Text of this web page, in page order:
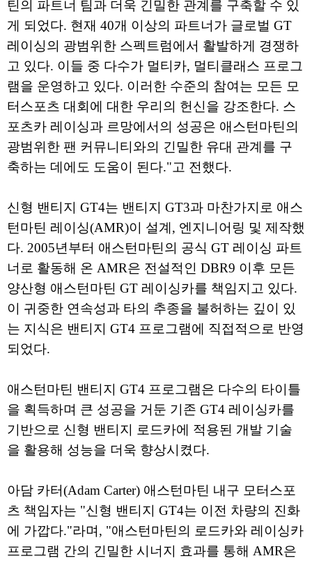
틴의 파트너 팀과 더욱 긴밀한 관계를 구축할 수 있
게 되었다. 현재 40개 이상의 파트너가 글로벌 GT
레이싱의 광범위한 스펙트럼에서 활발하게 경쟁하
고 있다. 이들 중 다수가 멀티카, 멀티클래스 프로그
램을 운영하고 있다. 이러한 수준의 참여는 모든 모
터스포츠 대회에 대한 우리의 헌신을 강조한다. 스
포츠카 레이싱과 르망에서의 성공은 애스턴마틴의
광범위한 팬 커뮤니티와의 긴밀한 유대 관계를 구
축하는 데에도 도움이 된다."고 전했다.
신형 밴티지 GT4는 밴티지 GT3과 마찬가지로 애스
턴마틴 레이싱(AMR)이 설계, 엔지니어링 및 제작했
다. 2005년부터 애스턴마틴의 공식 GT 레이싱 파트
너로 활동해 온 AMR은 전설적인 DBR9 이후 모든
양산형 애스턴마틴 GT 레이싱카를 책임지고 있다.
이 귀중한 연속성과 타의 추종을 불허하는 깊이 있
는 지식은 밴티지 GT4 프로그램에 직접적으로 반영
되었다.
애스턴마틴 밴티지 GT4 프로그램은 다수의 타이틀
을 획득하며 큰 성공을 거둔 기존 GT4 레이싱카를
기반으로 신형 밴티지 로드카에 적용된 개발 기술
을 활용해 성능을 더욱 향상시켰다.
아담 카터(Adam Carter) 애스턴마틴 내구 모터스포
츠 책임자는 "신형 밴티지 GT4는 이전 차량의 진화
에 가깝다."라며, "애스턴마틴의 로드카와 레이싱카
프로그램 간의 긴밀한 시너지 효과를 통해 AMR은